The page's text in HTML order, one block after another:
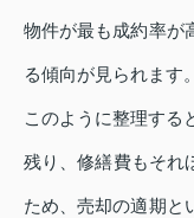
物件が最も成約率が
る傾向が見られます。
このように整理する
残り、修繕費もそれ
ため、売却の適期と